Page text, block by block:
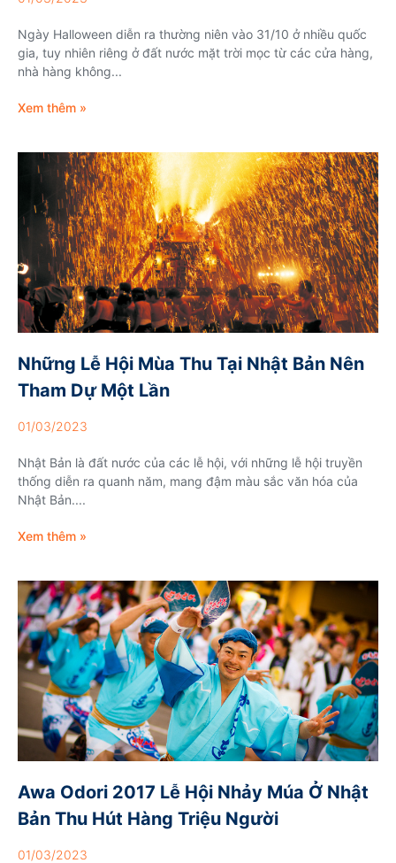
Ngày Halloween diễn ra thường niên vào 31/10 ở nhiều quốc
gia, tuy nhiên riêng ở đất nước mặt trời mọc từ các cửa hàng,
nhà hàng không...
Xem thêm »
Những Lễ Hội Mùa Thu Tại Nhật Bản Nên
Tham Dự Một Lần
01/03/2023
Nhật Bản là đất nước của các lễ hội, với những lễ hội truyền
thống diễn ra quanh năm, mang đậm màu sắc văn hóa của
Nhật Bản....
Xem thêm »
Awa Odori 2017 Lễ Hội Nhảy Múa Ở Nhật
Bản Thu Hút Hàng Triệu Người
01/03/2023